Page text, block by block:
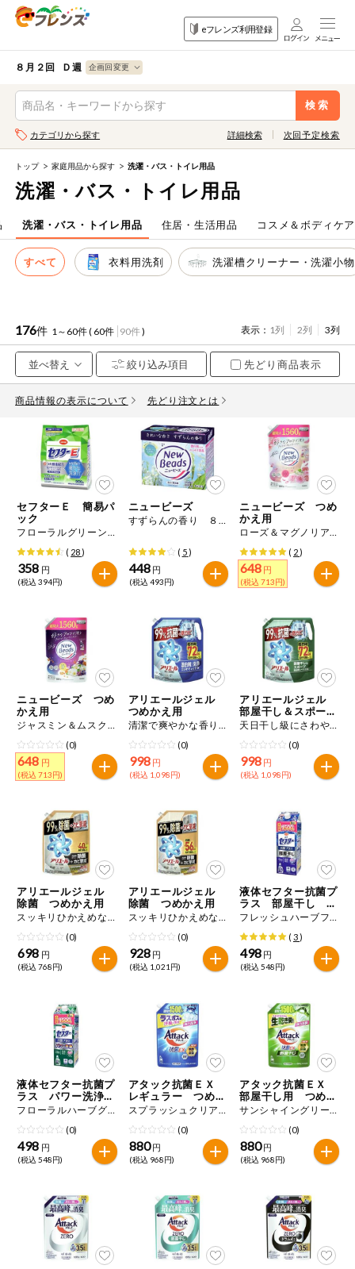
eフレンズ利用登録
ログイン
生協加入はこちら
登録から開始まで
注文番号注文
お気に入り注文
注文履歴注文
WEBカタログ
先着限定から探す
人気カテゴリ
食品から探す
家庭用品から探す
目的から探す
生協独自
自動注文システム登録
自動注文システム登録を確認する
自動注文システム登録を修正する
くらしの定番品（毎週企画）
専門ショップサイト
パルコープ・よどがわ生協のサービス
パルコープ・よどがわ生協の情報サイト
ご利用ガイド
アプリのダウンロード
PC版サイトを表示
テキスト注文サイトを表示
８月２回 Ｄ週
検索
食品
から探す
目的
から探す
果物
野菜
肉・ハム・ソ
ーセージ
魚介・加工品
米・雑穀など
パン・ジャム
豆腐・納豆・
こんにゃく
冷蔵おかず
冷凍食品
ミールキット
など
麺類
レトルト・缶
詰・瓶詰
調味料・だ
し・油・ルー
おやつ
飲料
酒・ノンアル
コール
切り花・仏花
ティッシュ・
トイレットペ
ーパー
衛生・生理用
品
洗濯・バス・
トイレ用品
住居・生活用
品
コスメ＆ボデ
ィケア
衣料品
果物すべて
カテゴリから探す 詳細検索
検索条件を指定してください。全項目に条件を指定しなくて
も検索できます。
キーワード
キーワードをすべて含む
メーカー名
カテゴリ
特価情報
アレルゲン情報
特定原材料と特定原材料に準ずるものが含まれていない商品
を検索できます。
小麦 卵
落花生 かに くるみ
特定原材料に準ずるもの
アーモンド あわび いか
いくら カシューナッツ
キウイフルーツ 牛肉
さけ さば ゼラチン 大豆
鶏肉 バナナ 豚肉
マカダミアナッツ やまいも
アレルゲン情報は、商品企画時の情報のため、ご使用前には
必ず商品パッケージの表示をご確認ください。
特定原材料に準ずるものは、お取引先から情報提供のあった
範囲でのお知らせです。
次回予定検索
トップ 家庭用品から探す 洗濯・バス・トイレ用品
洗濯・バス・トイレ用品
洗濯・バス・トイレ用品 住居・生活用品 コスメ＆ボディケア
すべて 衣料用洗剤 洗濯槽クリーナー・洗濯小物
176件 1～60件 ( 60件 90件) 表示： 1列 2列 3列
先どり商品表示
商品情報の表示について 先どり注文とは
セフターＥ 簡易パ
ック
フローラルグリーンの香り ９００ｇ
( 28)
358 円
(税込 394円)
ニュービーズ
すずらんの香り ８００ｇ
( 5)
448 円
(税込 493円)
ニュービーズ つめ
かえ用
ローズ＆マグノリアの香り １５６０ｇ
( 2)
648 円
(税込 713円)
ニュービーズ つめ
かえ用
ジャスミン＆ムスクの香り １５６０ｇ
(0)
648 円
(税込 713円)
アリエールジェル
つめかえ用
清潔で爽やかな香り １．７２ｋｇ
(0)
998 円
(税込 1,098円)
アリエールジェル
部屋干し＆スポー
ツ つめかえ用
天日干し級にさわやかな香り １．７２ｋｇ
(0)
998 円
(税込 1,098円)
アリエールジェル
除菌 つめかえ用
スッキリひかえめな香り １．０ｋｇ
(0)
698 円
(税込 768円)
アリエールジェル
除菌 つめかえ用
スッキリひかえめな香り １．４ｋｇ
(0)
928 円
(税込 1,021円)
液体セフター抗菌プ
ラス 部屋干し つ
めかえ用
フレッシュハーブフルーティの香り １５００ｇ
( 3)
498 円
(税込 548円)
液体セフター抗菌プ
ラス パワー洗浄
つめかえ用
フローラルハーブグリーンの香り １５００ｇ
(0)
498 円
(税込 548円)
アタック抗菌ＥＸ
レギュラー つめか
え用
スプラッシュクリアの香り １５００ｇ
(0)
880 円
(税込 968円)
アタック抗菌ＥＸ
部屋干し用 つめか
え用
サンシャイングリーンの香り １５００ｇ
(0)
880円
(税込 968円)